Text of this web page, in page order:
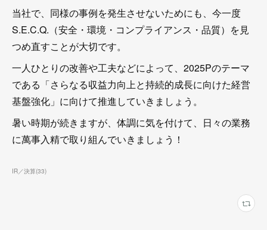
当社で、同様の事例を発生させないためにも、今一度
S.E.C.Q.（安全・環境・コンプライアンス・品質）を見
つめ直すことが大切です。
一人ひとりの改善や工夫などによって、2025Pのテーマ
である「さらなる収益力向上と持続的成長に向けた経営
基盤強化」に向けて推進していきましょう。
暑い時期が続きますが、体調に気を付けて、日々の業務
に萬事入精で取り組んでいきましょう！
IR／決算(33)